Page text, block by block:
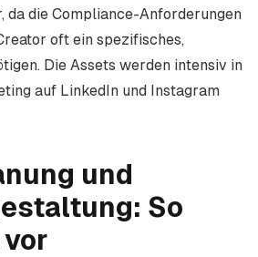
da die Compliance-Anforderungen
oft ein spezifisches,
Die Assets werden intensiv in
auf LinkedIn und Instagram
und
So